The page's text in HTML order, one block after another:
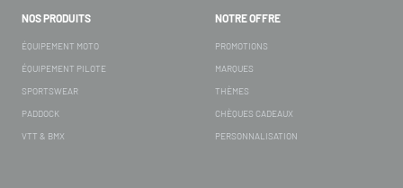
NOS PRODUITS
ÉQUIPEMENT MOTO
ÉQUIPEMENT PILOTE
SPORTSWEAR
PADDOCK
VTT & BMX
NOTRE OFFRE
PROMOTIONS
MARQUES
THÈMES
CHÈQUES CADEAUX
PERSONNALISATION